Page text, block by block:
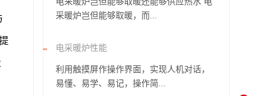
采暖炉岂但能够取暖，而...
电采暖炉性能
利用触摸屏作操作界面，实现人机对话，
易懂、易学、易记，操作简...